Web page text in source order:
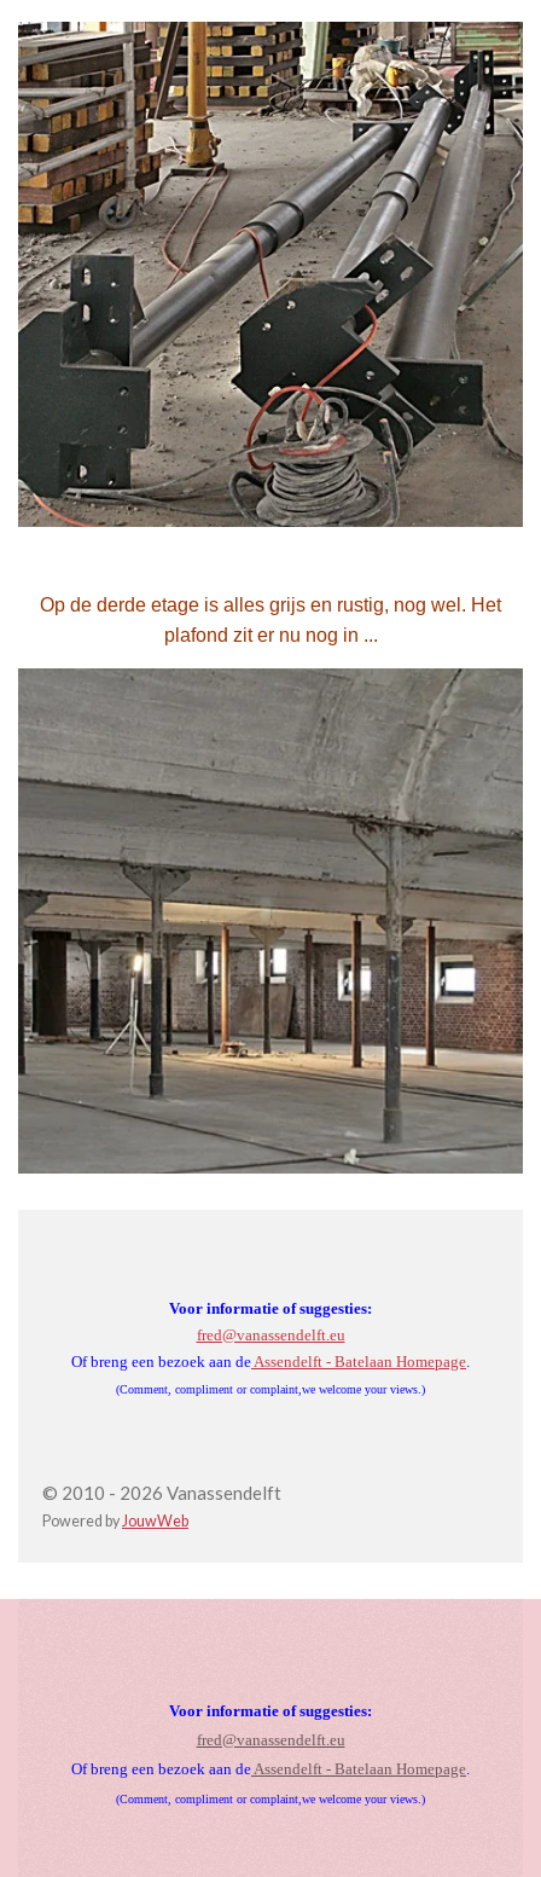
Op de derde etage is alles grijs en rustig, nog wel. Het
plafond zit er nu nog in ...
Voor informatie of suggesties:
fred@vanassendelft.eu
Of breng een bezoek aan deAssendelft - Batelaan Homepage.
(Comment, compliment or complaint,we welcome your views.)
© 2010 - 2026 Vanassendelft
Powered byJouwWeb
Voor informatie of suggesties:
fred@vanassendelft.eu
Of breng een bezoek aan deAssendelft - Batelaan Homepage.
(Comment, compliment or complaint,we welcome your views.)